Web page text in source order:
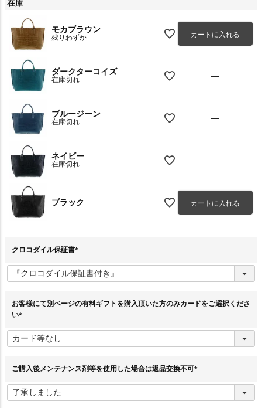
在庫
モカブラウン
残りわずか カートに入れる
ダークターコイズ
在庫切れ —
ブルージーン
在庫切れ —
ネイビー
在庫切れ —
ブラック カートに入れる
クロコダイル保証書
必
須
お客様にて別ページの有料ギフトを購入頂いた方のみカードをご選択くださ
い
必
須
ご購入後メンテナンス剤等を使用した場合は返品交換不可
須